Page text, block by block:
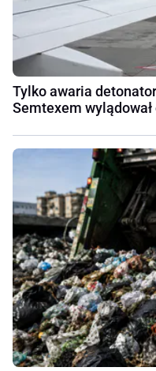
Tylko awaria
Semtexem